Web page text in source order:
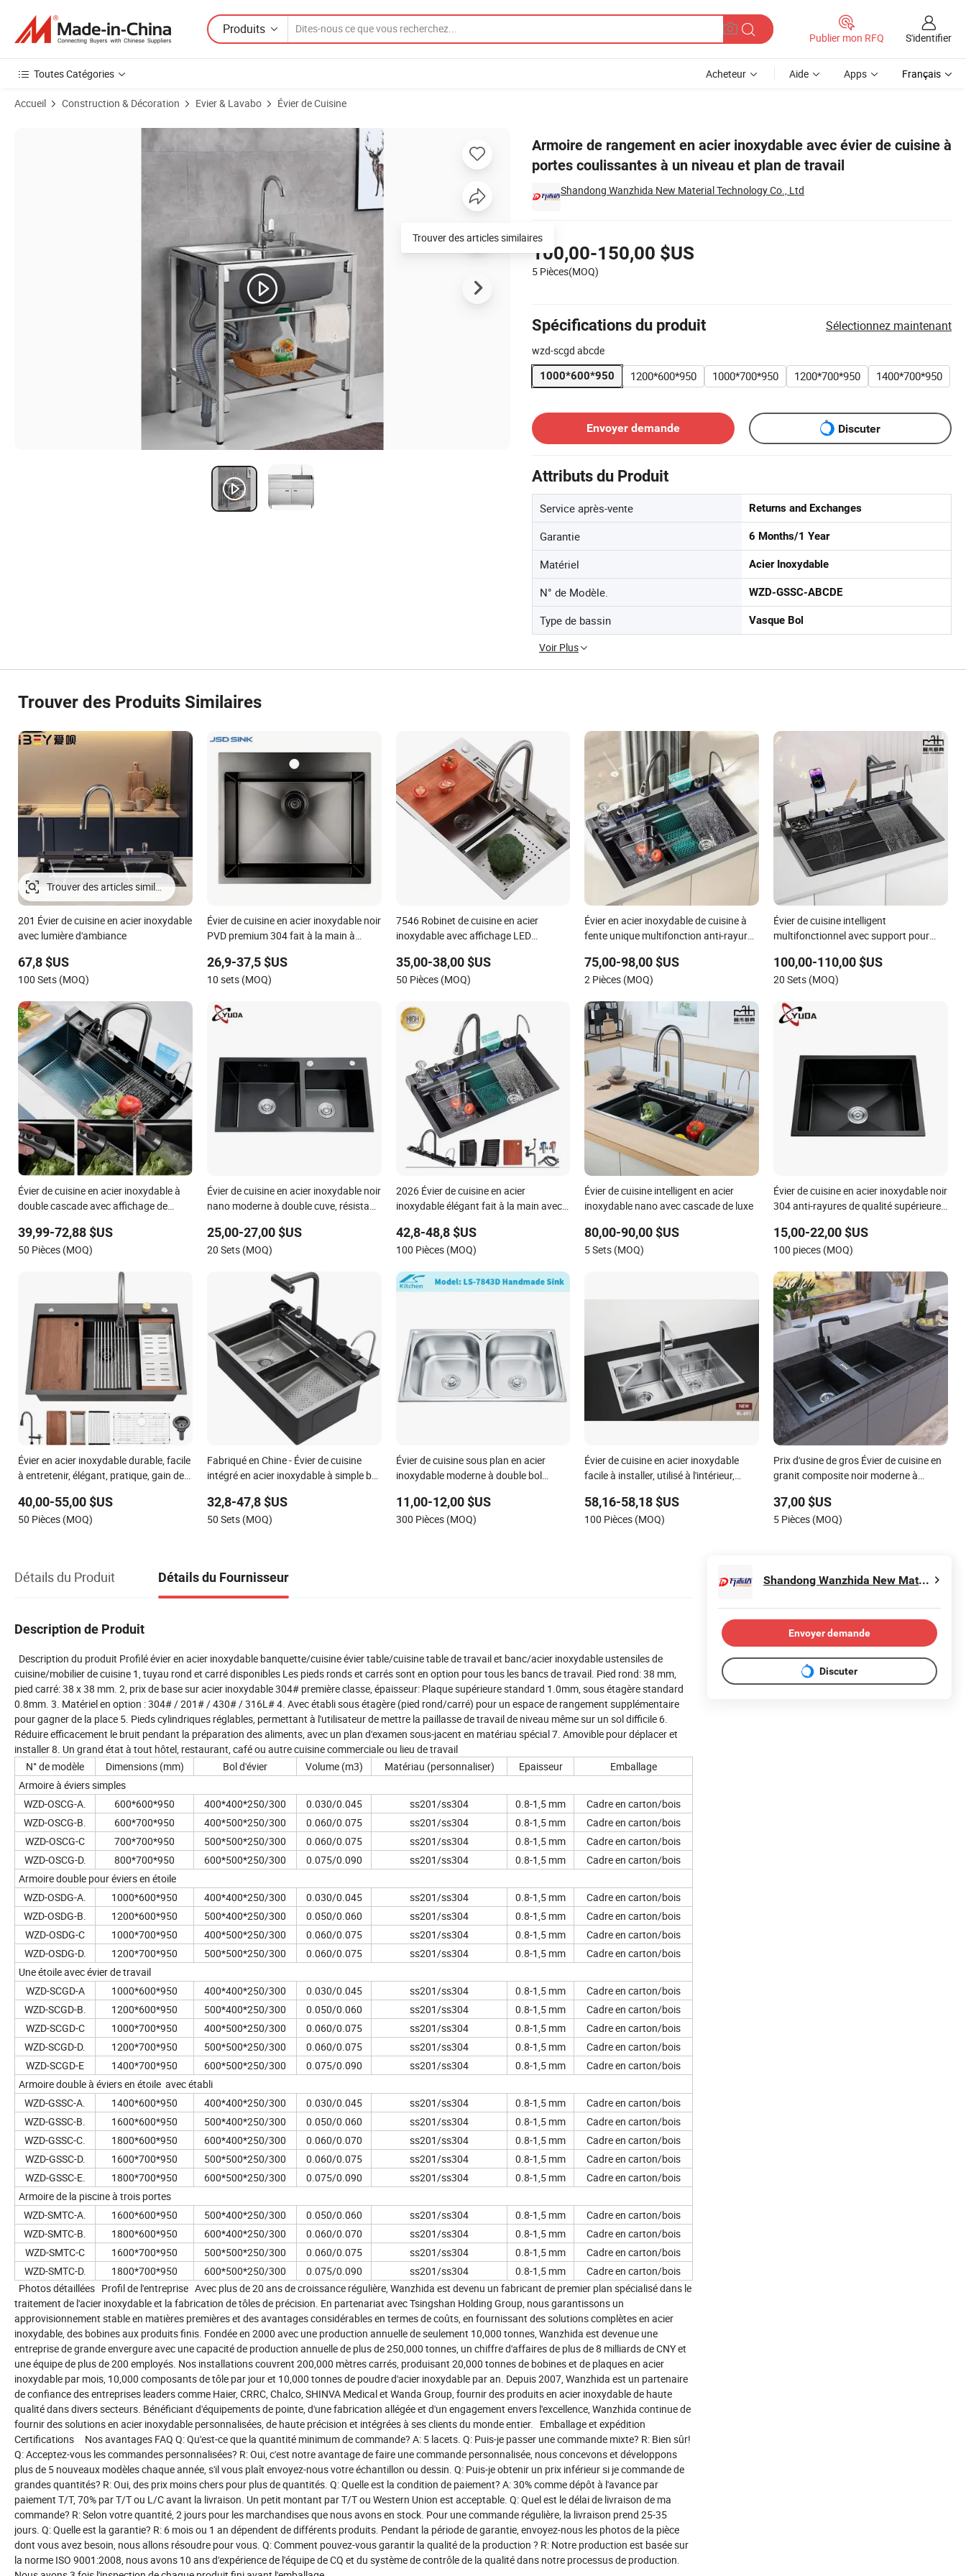
Produits
Publier mon RFQ S'identifier
Toutes Catégories Acheteur Aide Apps Français
Accueil Construction & Décoration Evier & Lavabo Évier de Cuisine
Armoire de rangement en acier inoxydable avec évier de cuisine à
portes coulissantes à un niveau et plan de travail
Shandong Wanzhida New Material Technology Co., Ltd
Tarifs
100,00-150,00 $US
5 Pièces(MOQ)
Spécifications du produit Sélectionnez maintenant
wzd-scgd abcde
1000*600*950 1200*600*950 1000*700*950 1200*700*950 1400*700*950
Envoyer demande
Discuter
Attributs du Produit
Service après-vente Returns and Exchanges
Garantie 6 Months/1 Year
Matériel Acier Inoxydable
N° de Modèle. WZD-GSSC-ABCDE
Type de bassin Vasque Bol
Voir Plus
Images du produit de Armoire de rangement en acier inoxydable avec évier de cuisine à portes coulissantes à un niveau et plan de travail
Trouver des articles similaires
Trouver des Produits Similaires
201 Évier de cuisine en acier inoxydable
avec lumière d'ambiance
67,8 $US
100 Sets (MOQ)
Évier de cuisine en acier inoxydable noir
PVD premium 304 fait à la main à
600mm armoire
26,9-37,5 $US
10 sets (MOQ)
7546 Robinet de cuisine en acier
inoxydable avec affichage LED
anti-rayures
35,00-38,00 $US
50 Pièces (MOQ)
Évier en acier inoxydable de cuisine à
fente unique multifonction anti-rayures
de cuisine avec lave-tasse
75,00-98,00 $US
2 Pièces (MOQ)
Évier de cuisine intelligent
multifonctionnel avec support pour
100,00-110,00 $US
20 Sets (MOQ)
Évier de cuisine en acier inoxydable à
double cascade avec affichage de
intelligentes
39,99-72,88 $US
50 Pièces (MOQ)
Évier de cuisine en acier inoxydable noir
nano moderne à double cuve, résistant
OEM pour distributeurs mondiaux
25,00-27,00 $US
20 Sets (MOQ)
2026 Évier de cuisine en acier
inoxydable élégant fait à la main avec
contemporains
42,8-48,8 $US
100 Pièces (MOQ)
Évier de cuisine intelligent en acier
inoxydable nano avec cascade de luxe
80,00-90,00 $US
5 Sets (MOQ)
Évier de cuisine en acier inoxydable noir
304 anti-rayures de qualité supérieure
pour hôtel et restaurant
15,00-22,00 $US
100 pieces (MOQ)
Évier en acier inoxydable durable, facile
à entretenir, élégant, pratique, gain de
40,00-55,00 $US
50 Pièces (MOQ)
Fabriqué en Chine - Évier de cuisine
intégré en acier inoxydable à simple bol
32,8-47,8 $US
50 Sets (MOQ)
Évier de cuisine sous plan en acier
inoxydable moderne à double bol
les fabricants de cuisine
11,00-12,00 $US
300 Pièces (MOQ)
Évier de cuisine en acier inoxydable
facile à installer, utilisé à l'intérieur,
58,16-58,18 $US
100 Pièces (MOQ)
Prix d'usine de gros Évier de cuisine en
granit composite noir moderne à
sous plan en pierre Évier de lavage à la
main Évier de cuisine en quartz Évier de
37,00 $US
5 Pièces (MOQ)
Détails du Produit Détails du Fournisseur
Description de Produit
Description du produit Profilé évier en acier inoxydable banquette/cuisine évier table/cuisine table de travail et banc/acier inoxydable ustensiles de
cuisine/mobilier de cuisine 1, tuyau rond et carré disponibles Les pieds ronds et carrés sont en option pour tous les bancs de travail. Pied rond: 38 mm,
pied carré: 38 x 38 mm. 2, prix de base sur acier inoxydable 304# première classe, épaisseur: Plaque supérieure standard 1.0mm, sous étagère standard
0.8mm. 3. Matériel en option : 304# / 201# / 430# / 316L# 4. Avec établi sous étagère (pied rond/carré) pour un espace de rangement supplémentaire
pour gagner de la place 5. Pieds cylindriques réglables, permettant à l'utilisateur de mettre la paillasse de travail de niveau même sur un sol difficile 6.
Réduire efficacement le bruit pendant la préparation des aliments, avec un plan d'examen sous-jacent en matériau spécial 7. Amovible pour déplacer et
installer 8. Un grand état à tout hôtel, restaurant, café ou autre cuisine commerciale ou lieu de travail
N° de modèle
Dimensions (mm) Bol d'évier Volume (m3) Matériau (personnaliser) Epaisseur
Emballage
Armoire à éviers simples
WZD-OSCG-A.
600*600*950 400*400*250/300 0.030/0.045 ss201/ss304 0.8-1,5 mm
Cadre en carton/bois
WZD-OSCG-B.
600*700*950 400*500*250/300 0.060/0.075 ss201/ss304 0.8-1,5 mm
Cadre en carton/bois
WZD-OSCG-C
700*700*950 500*500*250/300 0.060/0.075 ss201/ss304 0.8-1,5 mm
Cadre en carton/bois
WZD-OSCG-D.
800*700*950 600*500*250/300 0.075/0.090 ss201/ss304 0.8-1,5 mm
Cadre en carton/bois
Armoire double pour éviers en étoile
WZD-OSDG-A.
1000*600*950 400*400*250/300 0.030/0.045 ss201/ss304 0.8-1,5 mm
Cadre en carton/bois
WZD-OSDG-B.
1200*600*950 500*400*250/300 0.050/0.060 ss201/ss304 0.8-1,5 mm
Cadre en carton/bois
WZD-OSDG-C
1000*700*950 400*500*250/300 0.060/0.075 ss201/ss304 0.8-1,5 mm
Cadre en carton/bois
WZD-OSDG-D.
1200*700*950 500*500*250/300 0.060/0.075 ss201/ss304 0.8-1,5 mm
Cadre en carton/bois
Une étoile avec évier de travail
WZD-SCGD-A
1000*600*950 400*400*250/300 0.030/0.045 ss201/ss304 0.8-1,5 mm
Cadre en carton/bois
WZD-SCGD-B.
1200*600*950 500*400*250/300 0.050/0.060 ss201/ss304 0.8-1,5 mm
Cadre en carton/bois
WZD-SCGD-C
1000*700*950 400*500*250/300 0.060/0.075 ss201/ss304 0.8-1,5 mm
Cadre en carton/bois
WZD-SCGD-D.
1200*700*950 500*500*250/300 0.060/0.075 ss201/ss304 0.8-1,5 mm
Cadre en carton/bois
WZD-SCGD-E
1400*700*950 600*500*250/300 0.075/0.090 ss201/ss304 0.8-1,5 mm
Cadre en carton/bois
Armoire double à éviers en étoile avec établi
WZD-GSSC-A.
1400*600*950 400*400*250/300 0.030/0.045 ss201/ss304 0.8-1,5 mm
Cadre en carton/bois
WZD-GSSC-B.
1600*600*950 500*400*250/300 0.050/0.060 ss201/ss304 0.8-1,5 mm
Cadre en carton/bois
WZD-GSSC-C.
1800*600*950 600*400*250/300 0.060/0.070 ss201/ss304 0.8-1,5 mm
Cadre en carton/bois
WZD-GSSC-D.
1600*700*950 500*500*250/300 0.060/0.075 ss201/ss304 0.8-1,5 mm
Cadre en carton/bois
WZD-GSSC-E.
1800*700*950 600*500*250/300 0.075/0.090 ss201/ss304 0.8-1,5 mm
Cadre en carton/bois
Armoire de la piscine à trois portes
WZD-SMTC-A.
1600*600*950 500*400*250/300 0.050/0.060 ss201/ss304 0.8-1,5 mm
Cadre en carton/bois
WZD-SMTC-B.
1800*600*950 600*400*250/300 0.060/0.070 ss201/ss304 0.8-1,5 mm
Cadre en carton/bois
WZD-SMTC-C
1600*700*950 500*500*250/300 0.060/0.075 ss201/ss304 0.8-1,5 mm
Cadre en carton/bois
WZD-SMTC-D.
1800*700*950 600*500*250/300 0.075/0.090 ss201/ss304 0.8-1,5 mm
Cadre en carton/bois
Photos détaillées Profil de l'entreprise Avec plus de 20 ans de croissance régulière, Wanzhida est devenu un fabricant de premier plan spécialisé dans le
traitement de l'acier inoxydable et la fabrication de tôles de précision. En partenariat avec Tsingshan Holding Group, nous garantissons un
approvisionnement stable en matières premières et des avantages considérables en termes de coûts, en fournissant des solutions complètes en acier
inoxydable, des bobines aux produits finis. Fondée en 2000 avec une production annuelle de seulement 10,000 tonnes, Wanzhida est devenue une
entreprise de grande envergure avec une capacité de production annuelle de plus de 250,000 tonnes, un chiffre d'affaires de plus de 8 milliards de CNY et
une équipe de plus de 200 employés. Nos installations couvrent 200,000 mètres carrés, produisant 20,000 tonnes de bobines et de plaques en acier
inoxydable par mois, 10,000 composants de tôle par jour et 10,000 tonnes de poudre d'acier inoxydable par an. Depuis 2007, Wanzhida est un partenaire
de confiance des entreprises leaders comme Haier, CRRC, Chalco, SHINVA Medical et Wanda Group, fournir des produits en acier inoxydable de haute
qualité dans divers secteurs. Bénéficiant d'équipements de pointe, d'une fabrication allégée et d'un engagement envers l'excellence, Wanzhida continue de
fournir des solutions en acier inoxydable personnalisées, de haute précision et intégrées à ses clients du monde entier. Emballage et expédition
Certifications Nos avantages FAQ Q: Qu'est-ce que la quantité minimum de commande? A: 5 lacets. Q: Puis-je passer une commande mixte? R: Bien sûr!
Q: Acceptez-vous les commandes personnalisées? R: Oui, c'est notre avantage de faire une commande personnalisée, nous concevons et développons
plus de 5 nouveaux modèles chaque année, s'il vous plaît envoyez-nous votre échantillon ou dessin. Q: Puis-je obtenir un prix inférieur si je commande de
grandes quantités? R: Oui, des prix moins chers pour plus de quantités. Q: Quelle est la condition de paiement? A: 30% comme dépôt à l'avance par
paiement T/T, 70% par T/T ou L/C avant la livraison. Un petit montant par T/T ou Western Union est acceptable. Q: Quel est le délai de livraison de ma
commande? R: Selon votre quantité, 2 jours pour les marchandises que nous avons en stock. Pour une commande régulière, la livraison prend 25-35
jours. Q: Quelle est la garantie? R: 6 mois ou 1 an dépendent de différents produits. Pendant la période de garantie, envoyez-nous les photos de la pièce
dont vous avez besoin, nous allons résoudre pour vous. Q: Comment pouvez-vous garantir la qualité de la production ? R: Notre production est basée sur
la norme ISO 9001:2008, nous avons 10 ans d'expérience de l'équipe de CQ et du système de contrôle de la qualité dans notre processus de production.
Shandong Wanzhida New Material Technology Co., Ltd
Envoyer demande
Discuter